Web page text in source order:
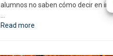
alumnos no saben cómo decir en
…
Read more